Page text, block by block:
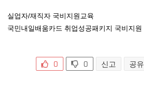
실업자/재직자 국비지원교육
국민내일배움카드 취업성공패키지 국비지원
0 0 신고 공유